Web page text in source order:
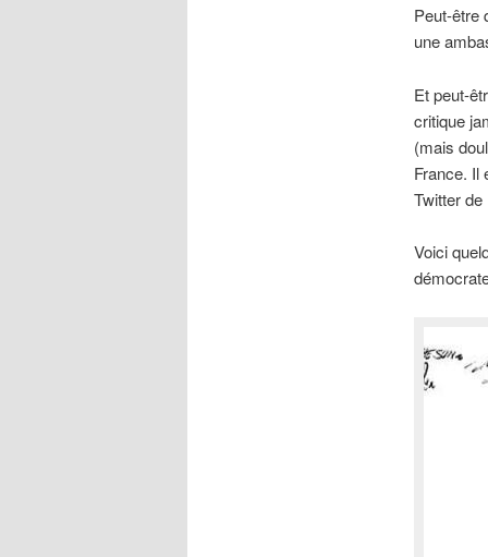
Peut-être
une
Et peut-
critique
(mais
France. Il
Twitter de
Voici